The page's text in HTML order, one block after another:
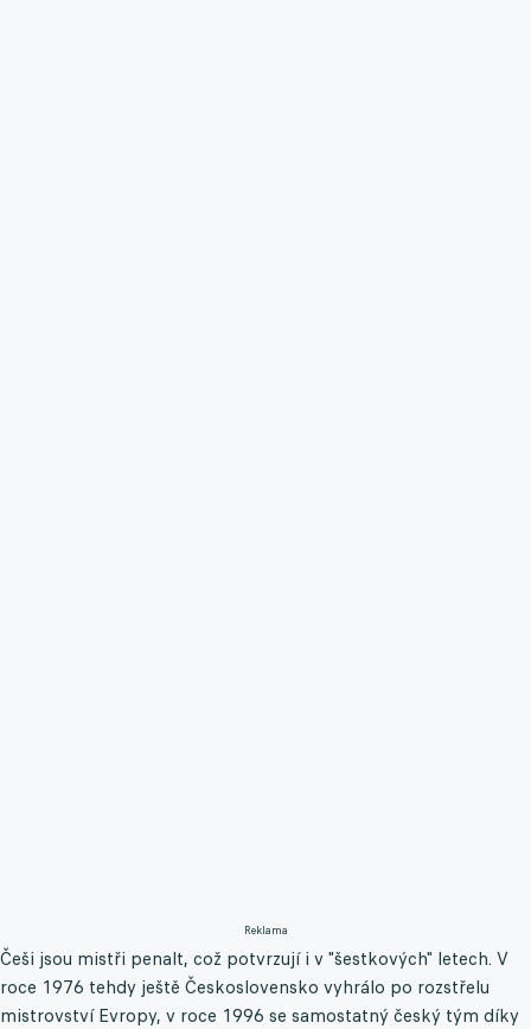
Reklama
Češi jsou mistři penalt, což potvrzují i v "šestkových" letech. V
roce 1976 tehdy ještě Československo vyhrálo po rozstřelu
mistrovství Evropy, v roce 1996 se samostatný český tým díky